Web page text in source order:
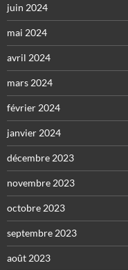
juin 2024
mai 2024
avril 2024
mars 2024
février 2024
janvier 2024
décembre 2023
novembre 2023
octobre 2023
septembre 2023
août 2023